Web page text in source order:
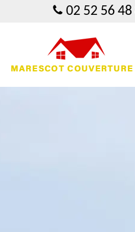
02 52 56 48